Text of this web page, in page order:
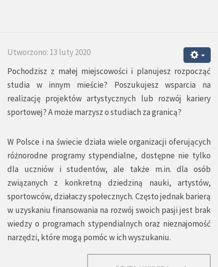
Utworzono: 13 luty 2020
Pochodzisz z małej miejscowości i planujesz rozpocząć
studia w innym mieście? Poszukujesz wsparcia na
realizację projektów artystycznych lub rozwój kariery
sportowej? A może marzysz o studiach za granicą?
W Polsce i na świecie działa wiele organizacji oferujących
różnorodne programy stypendialne, dostępne nie tylko
dla uczniów i studentów, ale także m.in. dla osób
związanych z konkretną dziedziną nauki, artystów,
sportowców, działaczy społecznych. Często jednak barierą
w uzyskaniu finansowania na rozwój swoich pasji jest brak
wiedzy o programach stypendialnych oraz nieznajomość
narzędzi, które mogą pomóc w ich wyszukaniu.